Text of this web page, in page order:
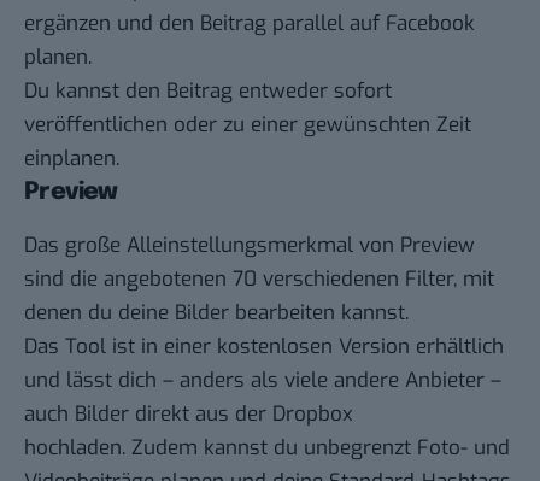
ergänzen und den Beitrag parallel auf Facebook
planen.
Du kannst den Beitrag entweder sofort
veröffentlichen oder zu einer gewünschten Zeit
einplanen.
Preview
Das große Alleinstellungsmerkmal von Preview
sind die angebotenen 70 verschiedenen Filter, mit
denen du deine Bilder bearbeiten kannst.
Das Tool ist in einer kostenlosen Version erhältlich
und lässt dich – anders als viele andere Anbieter –
auch Bilder direkt aus der Dropbox
hochladen. Zudem kannst du unbegrenzt Foto- und